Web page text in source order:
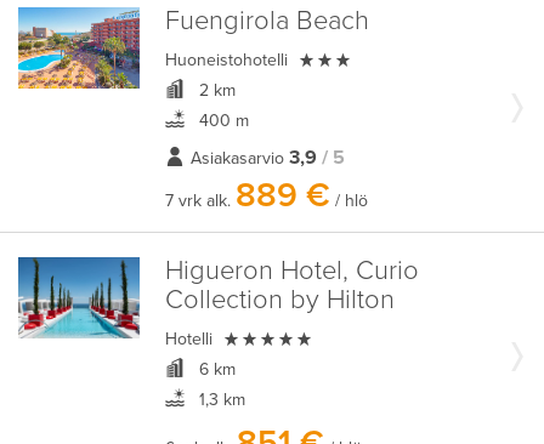
Fuengirola Beach
Huoneistohotelli 
2 km
400 m
Asiakasarvio 3,9 / 5
7 vrk alk. 889 € / hlö
Higueron Hotel, Curio
Collection by Hilton
Hotelli 
6 km
1,3 km